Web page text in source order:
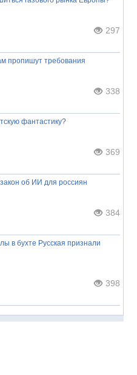
297
пропишут требования
338
фантастику?
369
об ИИ для россиян
384
в бухте Русская признали
398